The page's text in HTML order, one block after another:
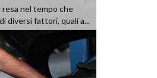
resa nel tempo che
diversi fattori, quali a...